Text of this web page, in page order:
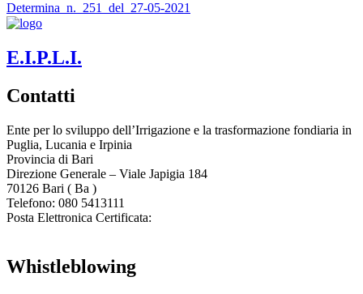
Determina_n._251_del_27-05-2021
E.I.P.L.I.
Contatti
Ente per lo sviluppo dell’Irrigazione e la trasformazione fondiaria in
Puglia, Lucania e Irpinia
Provincia di Bari
Direzione Generale – Viale Japigia 184
70126 Bari ( Ba )
Telefono: 080 5413111
Posta Elettronica Certificata:
Whistleblowing